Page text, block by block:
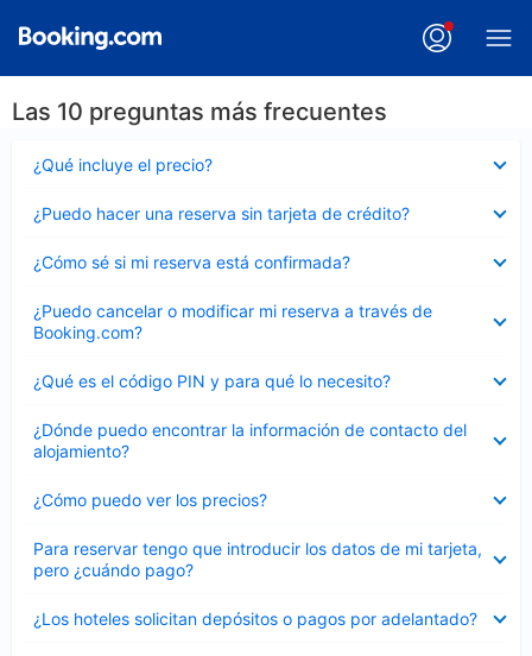
Las 10 preguntas más frecuentes
¿Qué incluye el precio?
cerrado
¿Puedo hacer una reserva sin tarjeta de crédito?
cerrado
¿Cómo sé si mi reserva está confirmada?
cerrado
¿Puedo cancelar o modificar mi reserva a través de
Booking.com?
cerrado
¿Qué es el código PIN y para qué lo necesito?
cerrado
¿Dónde puedo encontrar la información de contacto del
alojamiento?
cerrado
¿Cómo puedo ver los precios?
cerrado
Para reservar tengo que introducir los datos de mi tarjeta,
pero ¿cuándo pago?
cerrado
¿Los hoteles solicitan depósitos o pagos por adelantado?
cerrado